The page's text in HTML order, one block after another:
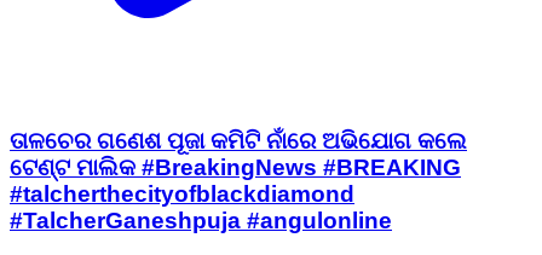
ତାଳଚେର ଗଣେଶ ପୂଜା କମିଟି ନାଁରେ ଅଭିଯୋଗ କଲେ
ଟେଣ୍ଟ ମାଲିକ #BreakingNews #BREAKING
#talcherthecityofblackdiamond
#TalcherGaneshpuja #angulonline